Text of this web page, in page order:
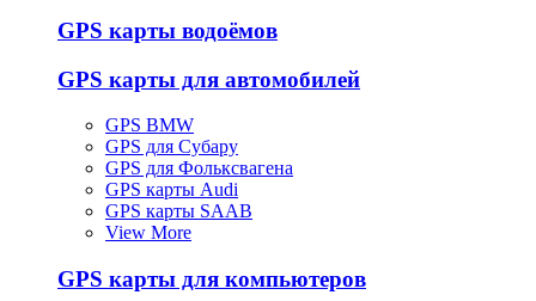
GPS карты водоёмов
GPS карты для автомобилей
GPS BMW
GPS для Субару
GPS для Фольксвагена
GPS карты Audi
GPS карты SAAB
View More
GPS карты для компьютеров